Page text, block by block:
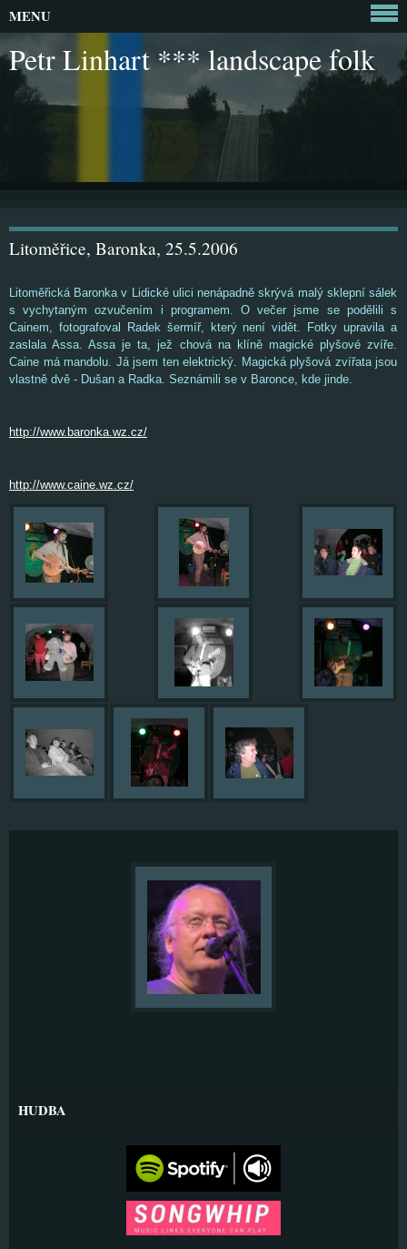
Petr Linhart *** landscape folk
Litoměřice, Baronka, 25.5.2006
Litoměřická Baronka v Lidické ulici nenápadně skrývá malý sklepní sálek
s vychytaným ozvučením i programem. O večer jsme se podělili s
Cainem, fotografoval Radek šermíř, který není vidět. Fotky upravila a
zaslala Assa. Assa je ta, jež chová na klíně magické plyšové zvíře.
Caine má mandolu. Já jsem ten elektrický. Magická plyšová zvířata jsou
vlastně dvě - Dušan a Radka. Seznámili se v Baronce, kde jinde.
http://www.baronka.wz.cz/
http://www.caine.wz.cz/
MENU
HUDBA